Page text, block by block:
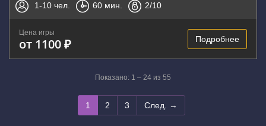
1-10 чел. 60 мин. 2/10
Цена игры
от 1100 ₽ Подробнее
Показано: 1 – 24 из 55
1 2 3 След. →